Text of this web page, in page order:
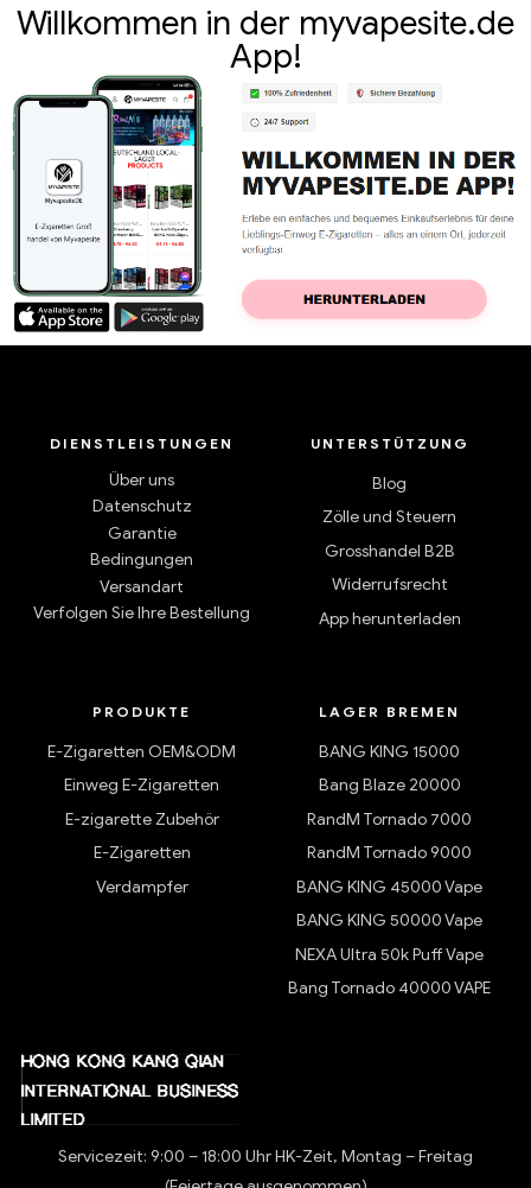
Willkommen in der myvapesite.de
App!
DIENSTLEISTUNGEN
Über uns
Datenschutz
Garantie
Bedingungen
Versandart
Verfolgen Sie Ihre Bestellung
UNTERSTÜTZUNG
Blog
Zölle und Steuern
Grosshandel B2B
Widerrufsrecht
App herunterladen
PRODUKTE
E-Zigaretten OEM&ODM
Einweg E-Zigaretten
E-zigarette Zubehör
E-Zigaretten
Verdampfer
LAGER BREMEN
BANG KING 15000
Bang Blaze 20000
RandM Tornado 7000
RandM Tornado 9000
BANG KING 45000 Vape
BANG KING 50000 Vape
NEXA Ultra 50k Puff Vape
Bang Tornado 40000 VAPE
Servicezeit: 9:00 – 18:00 Uhr HK-Zeit, Montag – Freitag